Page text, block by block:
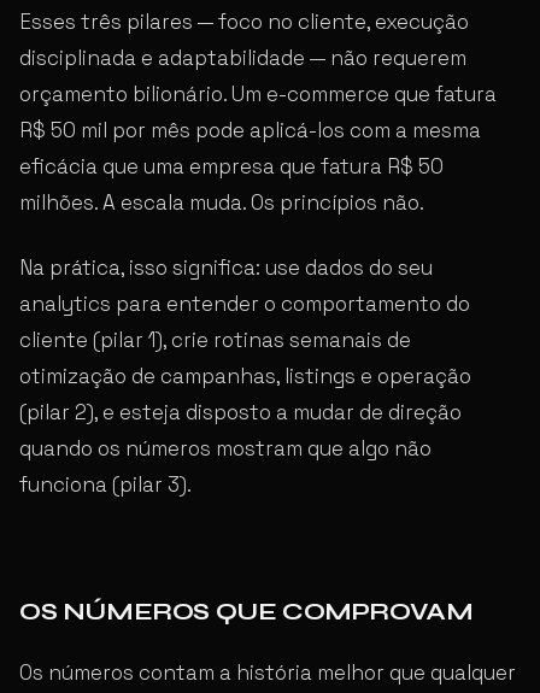
Esses três pilares — foco no cliente, execução
disciplinada e adaptabilidade — não requerem
orçamento bilionário. Um e-commerce que fatura
R$ 50 mil por mês pode aplicá-los com a mesma
eficácia que uma empresa que fatura R$ 50
milhões. A escala muda. Os princípios não.
Na prática, isso significa: use dados do seu
analytics para entender o comportamento do
cliente (pilar 1), crie rotinas semanais de
otimização de campanhas, listings e operação
(pilar 2), e esteja disposto a mudar de direção
quando os números mostram que algo não
funciona (pilar 3).
OS NÚMEROS QUE COMPROVAM
Os números contam a história melhor que qualquer